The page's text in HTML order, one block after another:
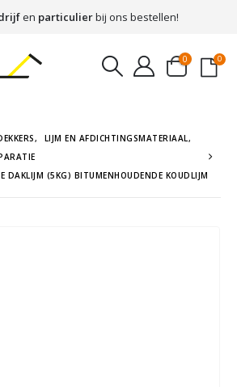
en particulierbij ons bestellen!
0 0
, LIJM EN AFDICHTINGSMATERIAAL,
DAKLIJM (5KG) BITUMENHOUDENDE KOUDLIJM